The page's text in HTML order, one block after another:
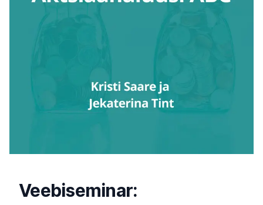
Veebiseminar: